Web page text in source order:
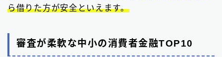
ら借りた方が安全といえます。
審査が柔軟な中小の消費者金融TOP10